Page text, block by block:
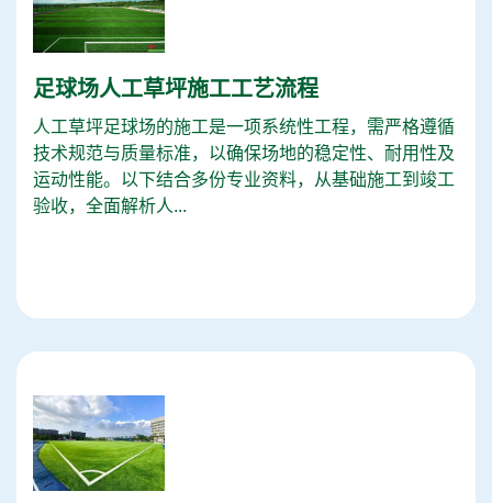
足球场人工草坪施工工艺流程
人工草坪足球场的施工是一项系统性工程，需严格遵循
技术规范与质量标准，以确保场地的稳定性、耐用性及
运动性能。以下结合多份专业资料，从基础施工到竣工
验收，全面解析人...